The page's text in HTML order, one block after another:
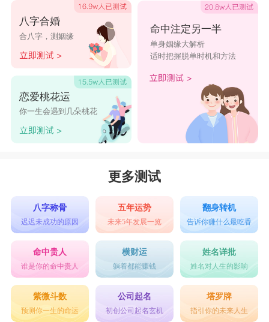
可以展现您温柔的一面，同时也能带给您自信、快乐和希
望的能量，让您的心情愉悦。
五、彩虹和向日葵幸福的笑脸
彩虹和幸福的笑脸无疑是女人好运的代表。彩虹可以
使人心情愉悦、感到美好和幸福;而幸福的笑脸则是代表
着快乐和幸福。在微信头像中使用彩虹和幸福的笑脸，可
以向他人传达出您积极、开心的生命态度，同时也会带来
女人用什么头像运气旺，女人好运吉祥的5类微信头
像，综上所述，女人用什么头像运气旺，生活照头像、山
八字合婚
合八字，测姻缘
恋爱桃花运
你一生会遇到几朵桃花
命中注定另一半
单身姻缘大解析
适时把握脱单时机和方法
更多测试
八字称骨
迟迟未成功的原因
五年运势
未来5年发展一览
翻身转机
告诉你赚什么最吃香
命中贵人
谁是你的命中贵人
横财运
躺着都能赚钱
姓名详批
姓名对人生的影响
紫微斗数
预测你一生的命运
公司起名
初创公司起名玄机
塔罗牌
指引你的未来人生